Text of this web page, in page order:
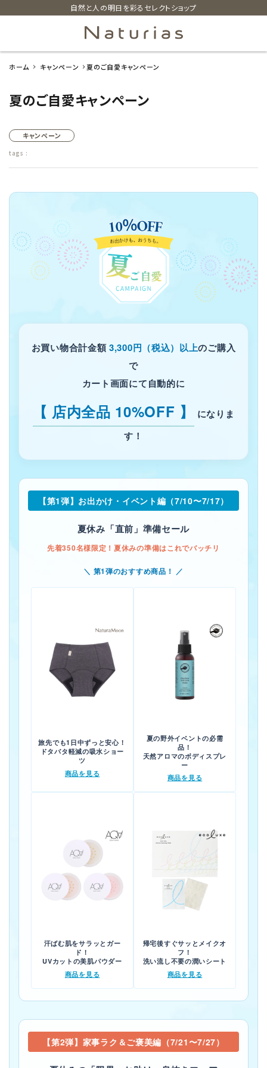
自然と人の明日を彩るセレクトショップ
search
新着商品
衛生用品
日用品雑貨
インナー・下着・ナイトウェア
オリジナルブランド
ナチュラムーン
アルモニベルツ
ホーム キャンペーン 夏のご自愛キャンペーン
夏のご自愛キャンペーン
キャンペーン
tags :
お買い物合計金額3,300円（税込）以上のご購入
で
カート画面にて自動的に
【 店内全品 10%OFF 】
になりま
す！
【第1弾】お出かけ・イベント編（7/10〜7/17）
夏休み「直前」準備セール
先着350名様限定！夏休みの準備はこれでバッチリ
＼ 第1弾のおすすめ商品！ ／
旅先でも1日中ずっと安心！
ドタバタ軽減の吸水ショー
ツ
商品を見る
夏の野外イベントの必需
品！
天然アロマのボディスプレ
ー
商品を見る
汗ばむ肌をサラッとガー
ド！
UVカットの美肌パウダー
商品を見る
帰宅後すぐサッとメイクオ
フ！
洗い流し不要の潤いシート
商品を見る
【第2弾】家事ラク＆ご褒美編（7/21〜7/27）